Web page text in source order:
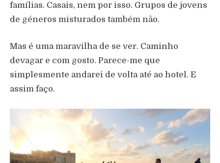
famílias. Casais, nem por isso. Grupos de jovens
de géneros misturados também não.
Mas é uma maravilha de se ver. Caminho
devagar e com gosto. Parece-me que
simplesmente andarei de volta até ao hotel. E
assim faço.